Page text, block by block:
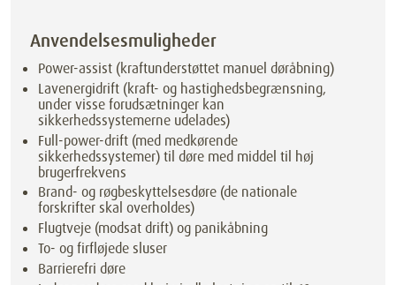
Anvendelsesmuligheder
Power-assist (kraftunderstøttet manuel døråbning)
Lavenergidrift (kraft- og hastighedsbegrænsning,
under visse forudsætninger kan
sikkerhedssystemerne udelades)
Full-power-drift (med medkørende
sikkerhedssystemer) til døre med middel til høj
brugerfrekvens
Brand- og røgbeskyttelsesdøre (de nationale
forskrifter skal overholdes)
Flugtveje (modsat drift) og panikåbning
To- og firfløjede sluser
Barrierefri døre